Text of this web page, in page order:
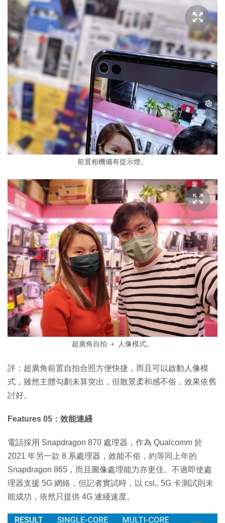
前置相機備有提示燈。
超廣角自拍 ＋ 人像模式。
評：超廣角前置自拍合照方便快捷，而且可以啟動人像模
式，雖然主體勾劃未算突出，但散景柔和感不俗，效果依舊
討好。
Features 05：效能連綫
電話採用 Snapdragon 870 處理器，作為 Qualcomm 於
2021 年另一款 8 系處理器，效能不俗，約等同上年的
Snapdragon 865，而且圖像處理能力亦更佳。不過即使處
理器支援 5G 網絡，但記者實試時，以 csl,. 5G 卡測試則未
能成功，依然只提供 4G 連綫速度。